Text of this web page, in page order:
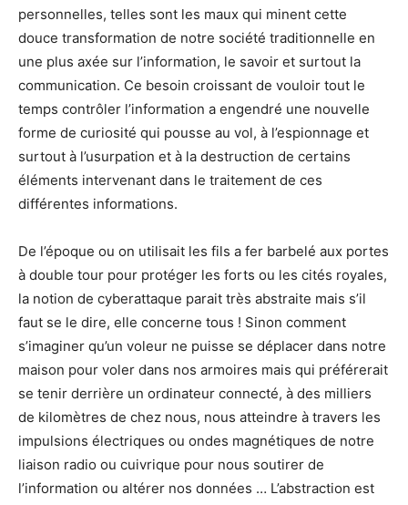
personnelles, telles sont les maux qui minent cette
douce transformation de notre société traditionnelle en
une plus axée sur l’information, le savoir et surtout la
communication. Ce besoin croissant de vouloir tout le
temps contrôler l’information a engendré une nouvelle
forme de curiosité qui pousse au vol, à l’espionnage et
surtout à l’usurpation et à la destruction de certains
éléments intervenant dans le traitement de ces
différentes informations.
De l’époque ou on utilisait les fils a fer barbelé aux portes
à double tour pour protéger les forts ou les cités royales,
la notion de cyberattaque parait très abstraite mais s’il
faut se le dire, elle concerne tous ! Sinon comment
s’imaginer qu’un voleur ne puisse se déplacer dans notre
maison pour voler dans nos armoires mais qui préférerait
se tenir derrière un ordinateur connecté, à des milliers
de kilomètres de chez nous, nous atteindre à travers les
impulsions électriques ou ondes magnétiques de notre
liaison radio ou cuivrique pour nous soutirer de
l’information ou altérer nos données … L’abstraction est